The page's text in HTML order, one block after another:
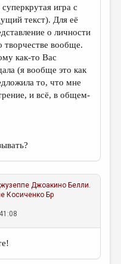
игра с
текст). Для её
о личности
творчестве вообще.
как-то Вас
(я вообще это как
то, что мне
и всё, в общем-
Джоакино Белли.
Косиченко Бр